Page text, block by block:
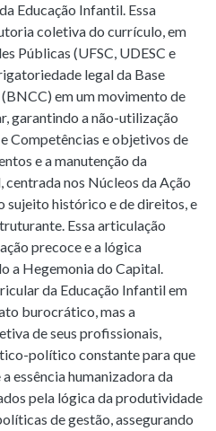
Educação Infantil. Essa
coletiva do currículo, em
Públicas (UFSC, UDESC e
legal da Base
em um movimento de
garantindo a não-utilização
Competências e objetivos de
e a manutenção da
nos Núcleos da Ação
sujeito histórico e de direitos, e
Essa articulação
precoce e a lógica
a Hegemonia do Capital.
da Educação Infantil em
burocrático, mas a
de seus profissionais,
político constante para que
essência humanizadora da
pela lógica da produtividade
de gestão, assegurando